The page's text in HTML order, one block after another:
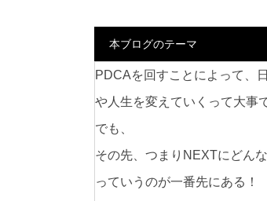
本ブログのテーマ
PDCAを回すことによって、
や人生を変えていくって大事
でも、
その先、つまりNEXTにどん
っていうのが一番先にある！